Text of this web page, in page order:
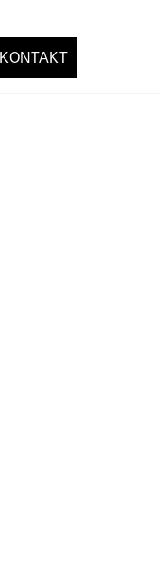
KONTAKT